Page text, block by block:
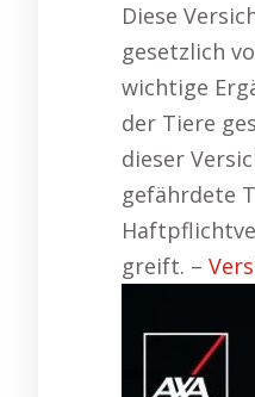
Diese
gesetzlich
wichtige
der Tiere
dieser
gefährdete
greift. –